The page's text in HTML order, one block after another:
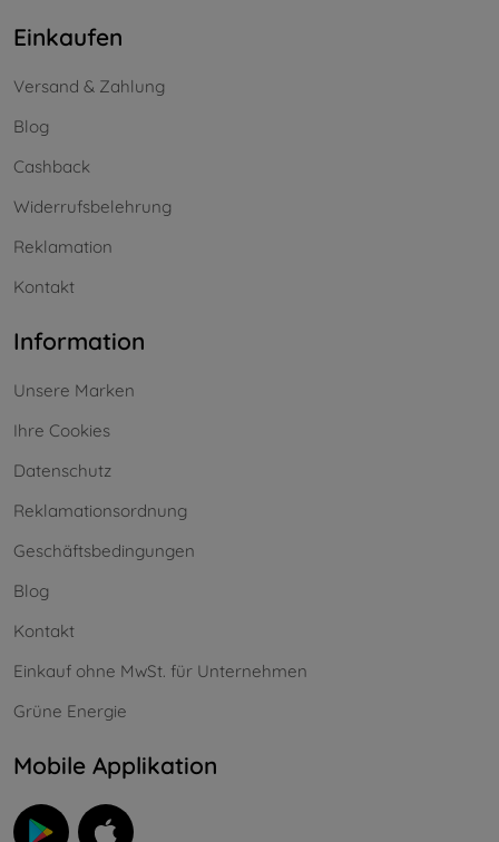
Einkaufen
Versand & Zahlung
Blog
Cashback
Widerrufsbelehrung
Reklamation
Kontakt
Information
Unsere Marken
Ihre Cookies
Datenschutz
Reklamationsordnung
Geschäftsbedingungen
Blog
Kontakt
Einkauf ohne MwSt. für Unternehmen
Grüne Energie
Mobile Applikation